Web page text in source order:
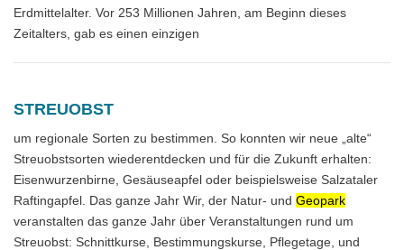
Erdmittelalter. Vor 253 Millionen Jahren, am Beginn dieses
Zeitalters, gab es einen einzigen
STREUOBST
um regionale Sorten zu bestimmen. So konnten wir neue „alte“
Streuobstsorten wiederentdecken und für die Zukunft erhalten:
Eisenwurzenbirne, Gesäuseapfel oder beispielsweise Salzataler
Raftingapfel. Das ganze Jahr Wir, der Natur- und Geopark
veranstalten das ganze Jahr über Veranstaltungen rund um
Streuobst: Schnittkurse, Bestimmungskurse, Pflegetage, und